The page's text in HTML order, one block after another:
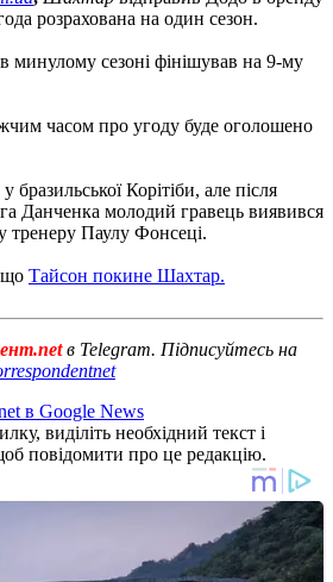
розрахована на один сезон.
минулому сезоні фінішував на 9-му
часом про угоду буде оголошено
бразильської Корітіби, але після
Данченка молодий гравець виявився
тренеру Паулу Фонсеці.
що Тайсон покине Шахтар.
в Telegram. Підписуйтесь на
в Google News
виділіть необхідний текст і
повідомити про це редакцію.